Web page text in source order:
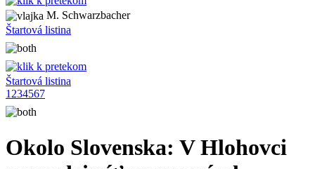
M. Schwarzbacher
Štartová listina
Štartová listina
1 234567
Okolo Slovenska: V Hlohovci